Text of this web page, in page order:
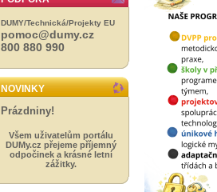
DUMY/Technická/Projekty EU
pomoc@dumy.cz
800 880 990
NOVINKY
Prázdniny!
Všem uživatelům portálu
DUMy.cz přejeme příjemný
odpočinek a krásné letní
zážitky.